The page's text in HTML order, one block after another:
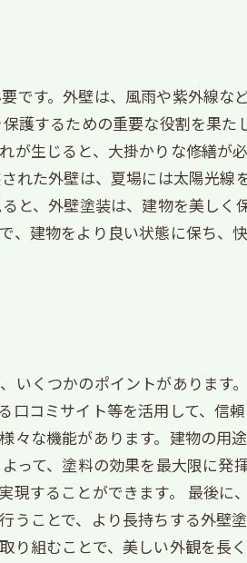
です。外壁は、風雨や紫外線な
するための重要な役割を果た
生じると、大掛かりな修繕が
れた外壁は、夏場には太陽光線
と、外壁塗装は、建物を美しく
、建物をより良い状態に保ち、
くつかのポイントがあります
コミサイト等を活用して、信
な機能があります。建物の用
って、塗料の効果を最大限に発
することができます。 最後に
ことで、より長持ちする外壁
組むことで、美しい外観を長く